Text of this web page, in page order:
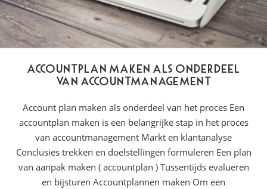
Accountplan maken als onderdeel
van accountmanagement
Account plan maken als onderdeel van het proces Een
accountplan maken is een belangrijke stap in het proces
van accountmanagement Markt en klantanalyse
Conclusies trekken en doelstellingen formuleren Een plan
van aanpak maken ( accountplan ) Tussentijds evalueren
en bijsturen Accountplannen maken Om een